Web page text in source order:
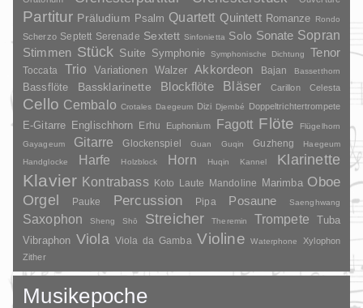
Partitur Präludium Psalm Quartett Quintett Romanze Rondo
Scherzo Septett Serenade Sextett Sinfonietta Solo Sonate Sopran
Stimmen Stück Suite Symphonie Symphonische Dichtung Tenor
Toccata Trio Variationen Walzer Akkordeon Bajan Bassetthorn
Bassflöte Bassklarinette Blockflöte Bläser Carillon Celesta
Cello Cembalo Crotales Daegeum Dizi Djembé Doppeltrichtertrompete
E-Gitarre Englischhorn Erhu Euphonium Fagott Flöte
Flügelhorn
Gayageum
Gitarre Glockenspiel Guan Guqin Guzheng
Haegeum
Handglocke
Harfe Holzblock Horn Huqin Kannel Klarinette
Klavier Kontrabass Koto Laute Mandoline Marimba Oboe
Orgel Pauke Percussion Pipa Posaune Saenghwang
Saxophon Sheng Shō Streicher Theremin Trompete
Tuba
Vibraphon Viola Viola da Gamba Violine Waterphone
Xylophon
Zither
Musikepoche